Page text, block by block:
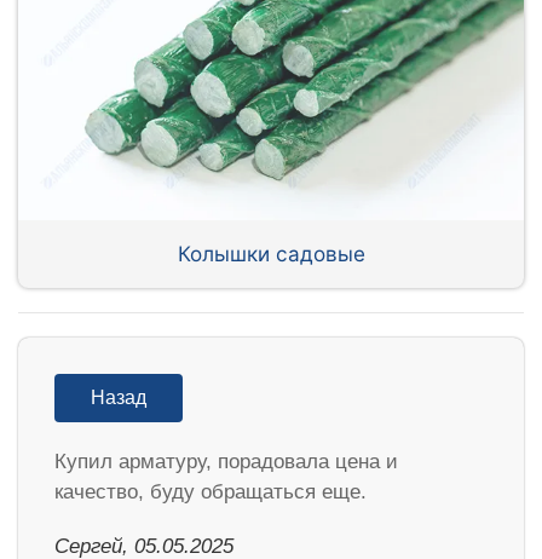
Колышки садовые
Назад
Купил арматуру, порадовала цена и
качество, буду обращаться еще.
Сергей, 05.05.2025